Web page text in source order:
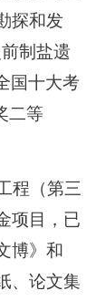
探和发
制盐遗
国十大考
二等
程（第三
项目，已
博》和
、论文集